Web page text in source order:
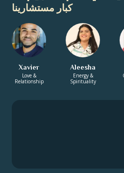
كبار مستشارينا
Aleesha
Energy &
Spirituality
Xavier
Love &
Relationship